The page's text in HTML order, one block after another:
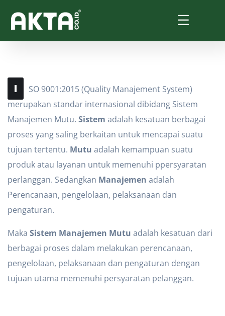
I
SO 9001:2015 (Quality Manajement System)
merupakan standar internasional dibidang Sistem
Manajemen Mutu. Sistem adalah kesatuan berbagai
proses yang saling berkaitan untuk mencapai suatu
tujuan tertentu. Mutu adalah kemampuan suatu
produk atau layanan untuk memenuhi ppersyaratan
perlanggan. Sedangkan Manajemen adalah
Perencanaan, pengelolaan, pelaksanaan dan
pengaturan.
Maka Sistem Manajemen Mutu adalah kesatuan dari
berbagai proses dalam melakukan perencanaan,
pengelolaan, pelaksanaan dan pengaturan dengan
tujuan utama memenuhi persyaratan pelanggan.